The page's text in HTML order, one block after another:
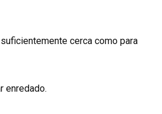
cerca como para
enredado.